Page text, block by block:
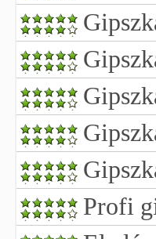
Profi